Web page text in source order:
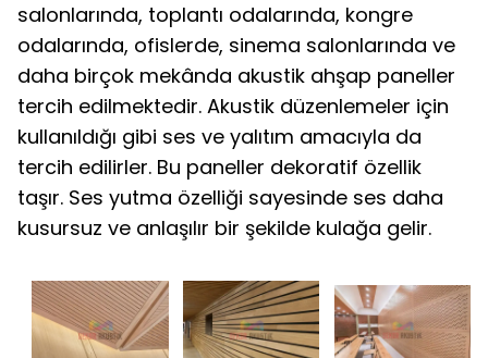
salonlarında, toplantı odalarında, kongre
odalarında, ofislerde, sinema salonlarında ve
daha birçok mekânda akustik ahşap paneller
tercih edilmektedir. Akustik düzenlemeler için
kullanıldığı gibi ses ve yalıtım amacıyla da
tercih edilirler. Bu paneller dekoratif özellik
taşır. Ses yutma özelliği sayesinde ses daha
kusursuz ve anlaşılır bir şekilde kulağa gelir.